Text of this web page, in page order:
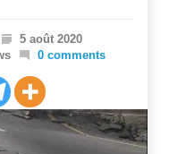
5 août 2020
0 comments